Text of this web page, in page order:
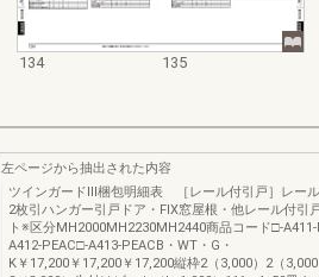
134 135
左ページから抽出された内容
ツインガードⅢ梱包明細表 ［レール付引戸］レー
2枚引ハンガー引戸ドア・FIX窓屋根・他レール付引
ト※区分MH2000MH2230MH2440商品コード□-
A412-PEAC□-A413-PEACB・WT・G・
K￥17,200￥17,200￥17,200縦枠2（3,000）2（3,000